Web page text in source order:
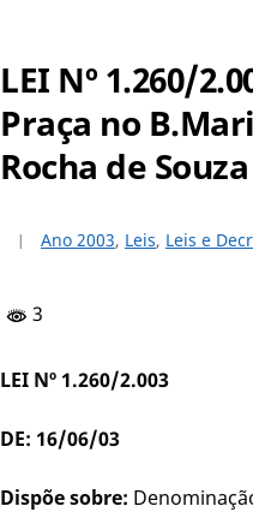
LEI Nº 1.260/
Praça no
Rocha de Souza
Ano 2003, Leis, Leis e
3
LEI Nº 1.260/2.003
DE: 16/06/03
Dispõe sobre: